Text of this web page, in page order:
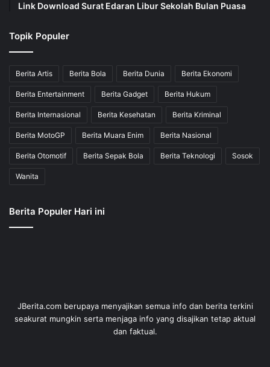
Link Download Surat Edaran Libur Sekolah Bulan Puasa
Topik Populer
Berita Artis Berita Bola Berita Dunia Berita Ekonomi
Berita Entertainment Berita Gadget Berita Hukum
Berita Internasional Berita Kesehatan Berita Kriminal
Berita MotoGP Berita Muara Enim Berita Nasional
Berita Otomotif Berita Sepak Bola Berita Teknologi Sosok
Wanita
Berita Populer Hari ini
JBerita.com berupaya menyajikan semua info dan berita terkini
seakurat mungkin serta menjaga info yang disajikan tetap aktual
dan faktual.